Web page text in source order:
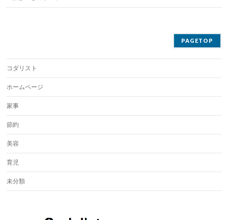
PAGETOP
コダリスト
ホームページ
家事
節約
美容
育児
未分類